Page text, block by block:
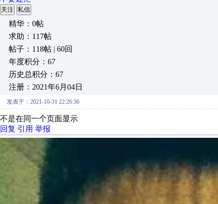
关注 私信
精华：0帖
求助：117帖
帖子：118帖 | 60回
年度积分：67
历史总积分：67
注册：2021年6月04日
发表于：2021-10-31 22:26:36
不是在同一个页面显示
回复 引用 举报